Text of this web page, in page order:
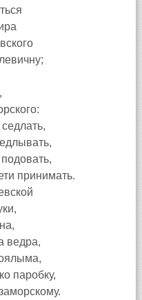
принимать.
ведра,
паробку,